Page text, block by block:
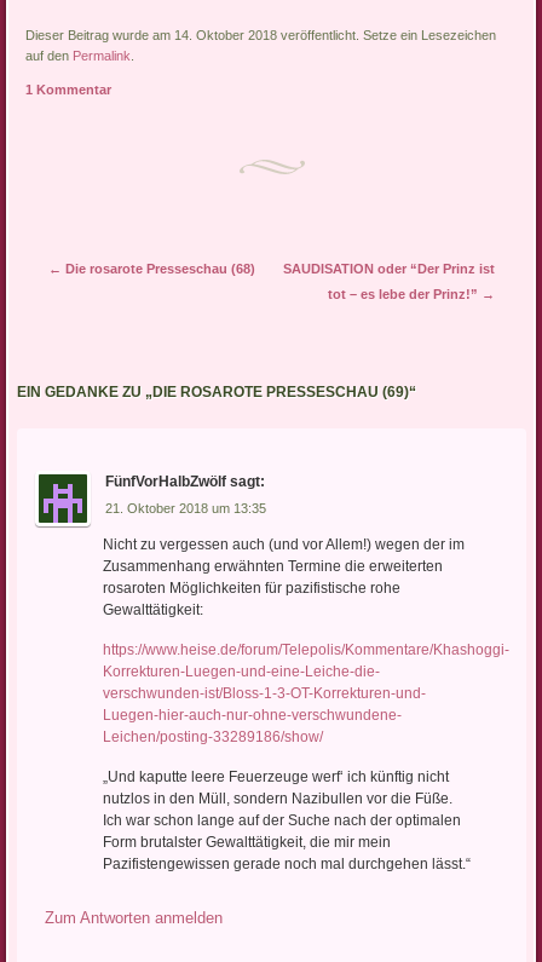
Dieser Beitrag wurde am 14. Oktober 2018 veröffentlicht. Setze ein Lesezeichen
auf den Permalink
1 Kommentar
Artikel-Navigation
← Die rosarote Presseschau (68)
SAUDISATION oder “Der Prinz ist
tot – es lebe der Prinz!” →
EIN GEDANKE ZU „ DIE ROSAROTE PRESSESCHAU (69)“
FünfVorHalbZwölf sagt:
21. Oktober 2018 um 13:35
Nicht zu vergessen auch (und vor Allem!) wegen der im
Zusammenhang erwähnten Termine die erweiterten
rosaroten Möglichkeiten für pazifistische rohe
Gewalttätigkeit:
https://www.heise.de/forum/Telepolis/Kommentare/Khashoggi-
Korrekturen-Luegen-und-eine-Leiche-die-
verschwunden-ist/Bloss-1-3-OT-Korrekturen-und-
Luegen-hier-auch-nur-ohne-verschwundene-
Leichen/posting-33289186/show/
„Und kaputte leere Feuerzeuge werf‘ ich künftig nicht
nutzlos in den Müll, sondern Nazibullen vor die Füße.
Ich war schon lange auf der Suche nach der optimalen
Form brutalster Gewalttätigkeit, die mir mein
Pazifistengewissen gerade noch mal durchgehen lässt.“
Zum Antworten anmelden